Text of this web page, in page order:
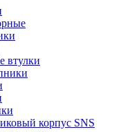
втулки
корпус SNS